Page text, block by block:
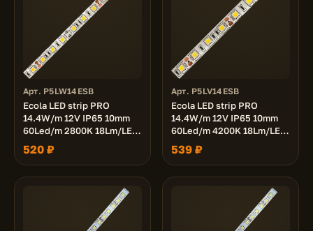
Арт. P5LW14ESB
Ecola LED strip PRO
14.4W/m 12V IP65 10mm
60Led/m 2800K 18Lm/LED
1080Lm/m светодиодная
лента на катушке 5м.
520 ₽
Арт. P5LV14ESB
Ecola LED strip PRO
14.4W/m 12V IP65 10mm
60Led/m 4200K 18Lm/LED
1080Lm/m светодиодная
лента на катушке 5м.
539 ₽